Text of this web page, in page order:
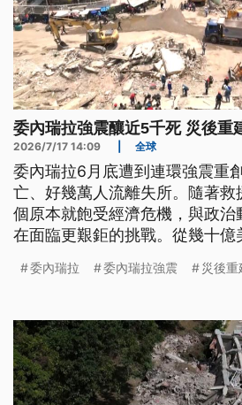
委內瑞拉強震釀近5千死 災後重
2026/7/17 14:09 全球
委內瑞拉6月底遭到連環強震重
亡、好幾萬人流離失所。隨著救
個原本就飽受經濟危機，與政
在面臨更艱鉅的挑戰。從幾十億
都因為這場世紀災難，出現新的
委內瑞拉 委內瑞拉強震 災後重